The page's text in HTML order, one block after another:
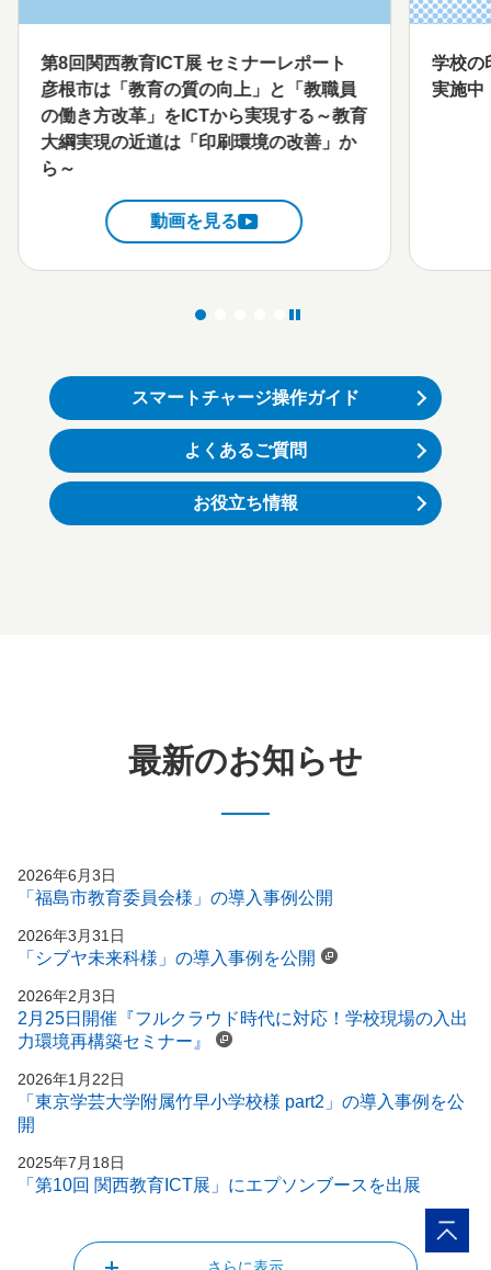
第8回関西教育ICT展 セミナーレポート
彦根市は「教育の質の向上」と「教職員
の働き方改革」をICTから実現する～教育
大綱実現の近道は「印刷環境の改善」か
ら～
動画を見る
学校の
実施中
スマートチャージ操作ガイド
よくあるご質問
お役立ち情報
最新のお知らせ
2026年6月3日
「福島市教育委員会様」の導入事例公開
2026年3月31日
「シブヤ未来科様」の導入事例を公開
2026年2月3日
2月25日開催『フルクラウド時代に対応！学校現場の入出
力環境再構築セミナー』
2026年1月22日
「東京学芸大学附属竹早小学校様 part2」の導入事例を公
開
2025年7月18日
「第10回 関西教育ICT展」にエプソンブースを出展